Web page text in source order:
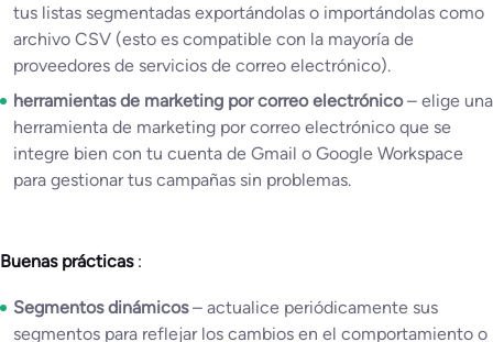
tus listas segmentadas exportándolas o importándolas como
archivo CSV (esto es compatible con la mayoría de
proveedores de servicios de correo electrónico).
herramientas de marketing por correo electrónico– elige una
herramienta de marketing por correo electrónico que se
integre bien con tu cuenta de Gmail o Google Workspace
para gestionar tus campañas sin problemas.
Buenas prácticas :
Segmentos dinámicos– actualice periódicamente sus
segmentos para reflejar los cambios en el comportamiento o